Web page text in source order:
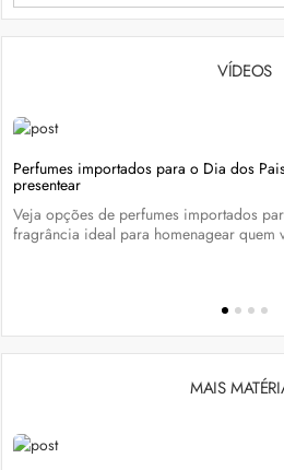
VÍDEOS
Perfumes importados para o Dia dos
presentear
Veja opções de perfumes importados
fragrância ideal para homenagear quem
MAIS